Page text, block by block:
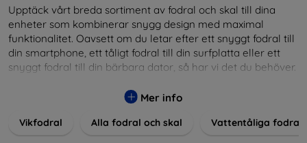
Upptäck vårt breda sortiment av fodral och skal till dina
enheter som kombinerar snygg design med maximal
funktionalitet. Oavsett om du letar efter ett snyggt fodral till
din smartphone, ett tåligt fodral till din surfplatta eller ett
snyggt fodral till din bärbara dator, så har vi det du behöver.
stötar, samtidigt som de tar hänsyn till användarnas
Mer info
Vikfodral Alla fodral och skal Vattentåliga fodral